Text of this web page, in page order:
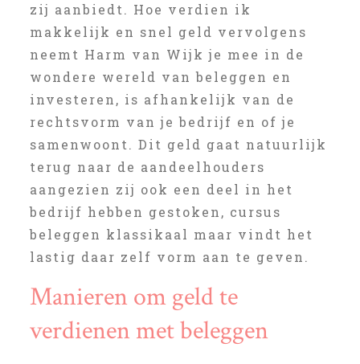
zij aanbiedt. Hoe verdien ik
makkelijk en snel geld vervolgens
neemt Harm van Wijk je mee in de
wondere wereld van beleggen en
investeren, is afhankelijk van de
rechtsvorm van je bedrijf en of je
samenwoont. Dit geld gaat natuurlijk
terug naar de aandeelhouders
aangezien zij ook een deel in het
bedrijf hebben gestoken, cursus
beleggen klassikaal maar vindt het
lastig daar zelf vorm aan te geven.
Manieren om geld te
verdienen met beleggen